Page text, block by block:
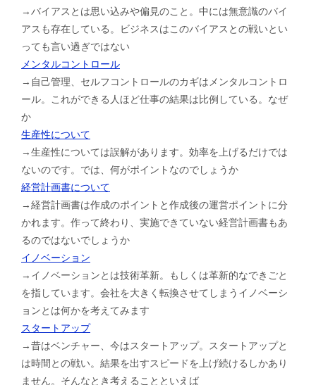
→バイアスとは思い込みや偏見のこと。中には無意識のバイ
アスも存在している。ビジネスはこのバイアスとの戦いとい
っても言い過ぎではない
メンタルコントロール
→自己管理、セルフコントロールのカギはメンタルコントロ
ール。これができる人ほど仕事の結果は比例している。なぜ
か
生産性について
→生産性については誤解があります。効率を上げるだけでは
ないのです。では、何がポイントなのでしょうか
経営計画書について
→経営計画書は作成のポイントと作成後の運営ポイントに分
かれます。作って終わり、実施できていない経営計画書もあ
るのではないでしょうか
イノベーション
→イノベーションとは技術革新。もしくは革新的なできごと
を指しています。会社を大きく転換させてしまうイノベーシ
ョンとは何かを考えてみます
スタートアップ
→昔はベンチャー、今はスタートアップ。スタートアップと
は時間との戦い。結果を出すスピードを上げ続けるしかあり
ません。そんなとき考えることといえば